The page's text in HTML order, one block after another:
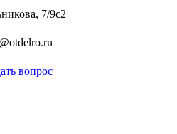
7/9с2
вопрос